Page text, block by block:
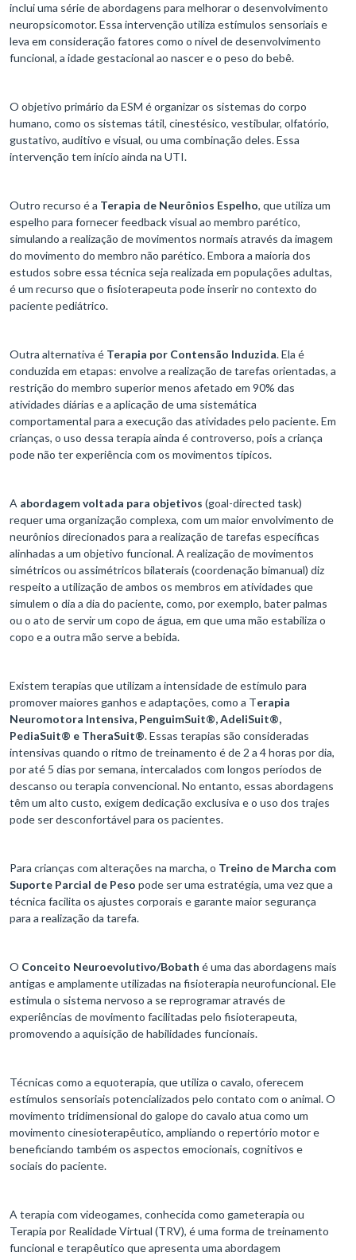
inclui uma série de abordagens para melhorar o desenvolvimento
neuropsicomotor. Essa intervenção utiliza estímulos sensoriais e
leva em consideração fatores como o nível de desenvolvimento
funcional, a idade gestacional ao nascer e o peso do bebê.
O objetivo primário da ESM é organizar os sistemas do corpo
humano, como os sistemas tátil, cinestésico, vestibular, olfatório,
gustativo, auditivo e visual, ou uma combinação deles. Essa
intervenção tem início ainda na UTI.
Outro recurso é a Terapia de Neurônios Espelho, que utiliza um
espelho para fornecer feedback visual ao membro parético,
simulando a realização de movimentos normais através da imagem
do movimento do membro não parético. Embora a maioria dos
estudos sobre essa técnica seja realizada em populações adultas,
é um recurso que o fisioterapeuta pode inserir no contexto do
paciente pediátrico.
Outra alternativa é Terapia por Contensão Induzida. Ela é
conduzida em etapas: envolve a realização de tarefas orientadas, a
restrição do membro superior menos afetado em 90% das
atividades diárias e a aplicação de uma sistemática
comportamental para a execução das atividades pelo paciente. Em
crianças, o uso dessa terapia ainda é controverso, pois a criança
pode não ter experiência com os movimentos típicos.
A abordagem voltada para objetivos (goal-directed task)
requer uma organização complexa, com um maior envolvimento de
neurônios direcionados para a realização de tarefas específicas
alinhadas a um objetivo funcional. A realização de movimentos
simétricos ou assimétricos bilaterais (coordenação bimanual) diz
respeito a utilização de ambos os membros em atividades que
simulem o dia a dia do paciente, como, por exemplo, bater palmas
ou o ato de servir um copo de água, em que uma mão estabiliza o
copo e a outra mão serve a bebida.
Existem terapias que utilizam a intensidade de estímulo para
promover maiores ganhos e adaptações, como a Terapia
Neuromotora Intensiva, PenguimSuit®, AdeliSuit®,
PediaSuit® e TheraSuit®. Essas terapias são consideradas
intensivas quando o ritmo de treinamento é de 2 a 4 horas por dia,
por até 5 dias por semana, intercalados com longos períodos de
descanso ou terapia convencional. No entanto, essas abordagens
têm um alto custo, exigem dedicação exclusiva e o uso dos trajes
pode ser desconfortável para os pacientes.
Para crianças com alterações na marcha, o Treino de Marcha com
Suporte Parcial de Peso pode ser uma estratégia, uma vez que a
técnica facilita os ajustes corporais e garante maior segurança
para a realização da tarefa.
O Conceito Neuroevolutivo/Bobath é uma das abordagens mais
antigas e amplamente utilizadas na fisioterapia neurofuncional. Ele
estimula o sistema nervoso a se reprogramar através de
experiências de movimento facilitadas pelo fisioterapeuta,
promovendo a aquisição de habilidades funcionais.
Técnicas como a equoterapia, que utiliza o cavalo, oferecem
estímulos sensoriais potencializados pelo contato com o animal. O
movimento tridimensional do galope do cavalo atua como um
movimento cinesioterapêutico, ampliando o repertório motor e
beneficiando também os aspectos emocionais, cognitivos e
sociais do paciente.
A terapia com videogames, conhecida como gameterapia ou
Terapia por Realidade Virtual (TRV), é uma forma de treinamento
funcional e terapêutico que apresenta uma abordagem